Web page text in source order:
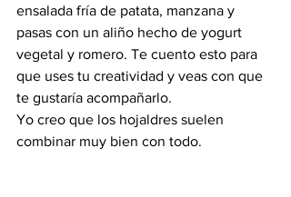
ensalada fría de patata, manzana y
pasas con un aliño hecho de yogurt
vegetal y romero. Te cuento esto para
que uses tu creatividad y veas con que
te gustaría acompañarlo.
Yo creo que los hojaldres suelen
combinar muy bien con todo.